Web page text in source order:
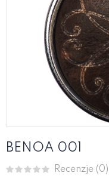
BENOA 001
Recenzje (0)